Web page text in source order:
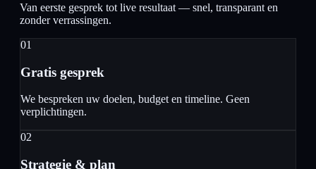
Van eerste gesprek tot live resultaat — snel, transparant en
zonder verrassingen.
01
Gratis gesprek
We bespreken uw doelen, budget en timeline. Geen
verplichtingen.
02
Strategie & plan